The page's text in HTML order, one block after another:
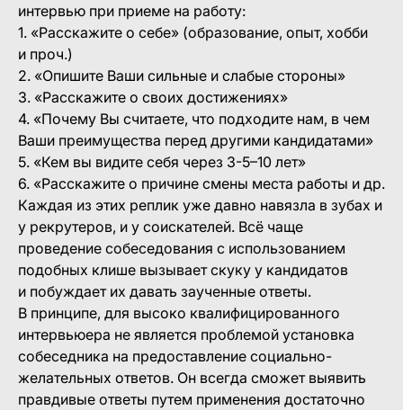
интервью при приеме на работу:
1. «Расскажите о себе» (образование, опыт, хобби
и проч.)
2. «Опишите Ваши сильные и слабые стороны»
3. «Расскажите о своих достижениях»
4. «Почему Вы считаете, что подходите нам, в чем
Ваши преимущества перед другими кандидатами»
5. «Кем вы видите себя через 3-5–10 лет»
6. «Расскажите о причине смены места работы и др.
Каждая из этих реплик уже давно навязла в зубах и
у рекрутеров, и у соискателей. Всё чаще
проведение собеседования с использованием
подобных клише вызывает скуку у кандидатов
и побуждает их давать заученные ответы.
В принципе, для высоко квалифицированного
интервьюера не является проблемой установка
собеседника на предоставление социально-
желательных ответов. Он всегда сможет выявить
правдивые ответы путем применения достаточно